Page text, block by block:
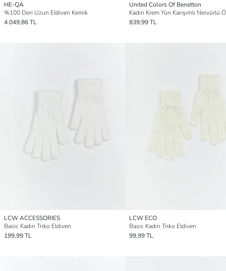
HE-QA
%100 Deri Uzun Eldiven Kemik
4.049,86 TL
United Colors Of Benetton
839,99 TL
LCW ACCESSORIES
Basic Kadın Triko Eldiven
199,99 TL
LCW ECO
Basic Kadın Triko Eldiven
99,99 TL